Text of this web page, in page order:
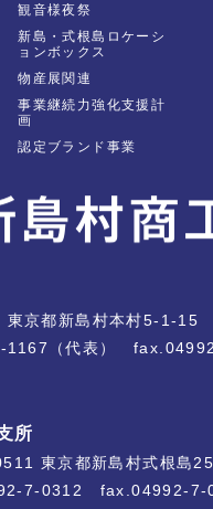
観音様夜祭
新島・式根島ロケーシ
ョンボックス
物産展関連
事業継続力強化支援計
画
認定ブランド事業
京都新島村本村5-1-15
1167（代表）
所
東京都新島村式根島
7-0312 fax.04992-7-